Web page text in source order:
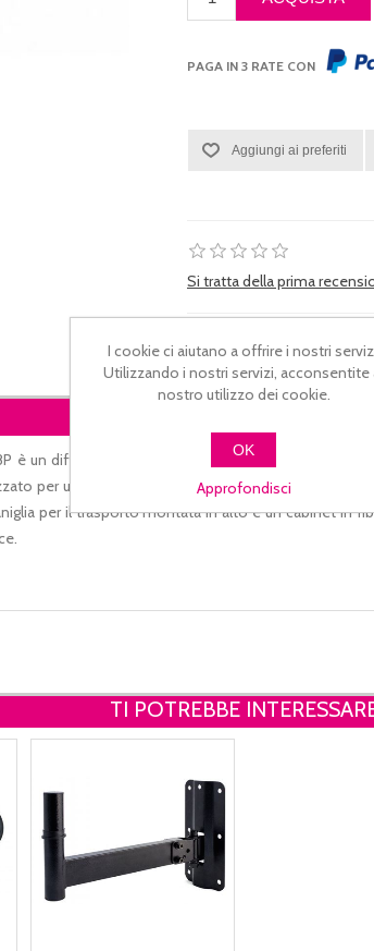
PAGA IN 3 RATE CON
Si tratta della prima
è un diffusore PA full-range a 2 vie con driver a
per un suono profondo, ricco e stereofonico
per il trasporto montata in alto e un cabinet in
TI POTREBBE
I cookie ci aiutano a offrire i nostri
Utilizzando i nostri servizi, acconsentite
nostro utilizzo dei cookie.
OK
Approfondisci